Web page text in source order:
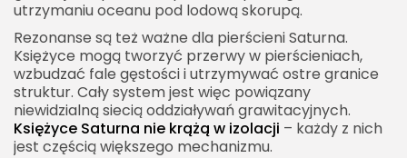
utrzymaniu oceanu pod lodową skorupą.
Rezonanse są też ważne dla pierścieni Saturna.
Księżyce mogą tworzyć przerwy w pierścieniach,
wzbudzać fale gęstości i utrzymywać ostre granice
struktur. Cały system jest więc powiązany
niewidzialną siecią oddziaływań grawitacyjnych.
Księżyce Saturna nie krążą w izolacji – każdy z nich
jest częścią większego mechanizmu.